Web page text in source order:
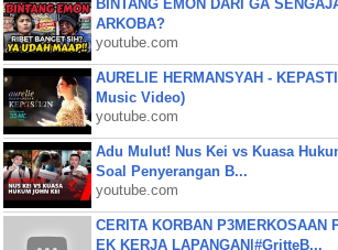
BINTANG EMON DARI GA
ARKOBA?
youtube.com
AURELIE HERMANSYAH -
Music Video)
youtube.com
Adu Mulut! Nus Kei vs Kuasa
Soal Penyerangan B...
youtube.com
CERITA KORBAN P3MERKOSAAN
EK KERJA LAPANGAN|#GritteB...